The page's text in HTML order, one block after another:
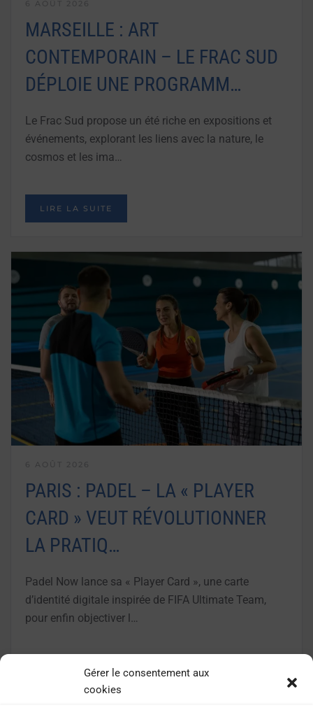
Gérer le consentement aux
cookies
MARSEILLE : ART
CONTEMPORAIN – LE FRAC SUD
DÉPLOIE UNE PROGRAMM…
Le Frac Sud propose un été riche en expositions et
événements, explorant les liens avec la nature, le
cosmos et les ima…
LIRE LA SUITE
PARIS : PADEL – LA « PLAYER
CARD » VEUT RÉVOLUTIONNER
LA PRATIQ…
Padel Now lance sa « Player Card », une carte
d’identité digitale inspirée de FIFA Ultimate Team,
pour enfin objectiver l…
LIRE LA SUITE